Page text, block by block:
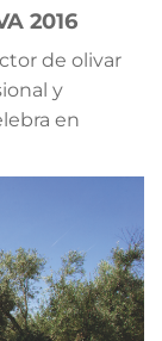
2016
de olivar
y
en